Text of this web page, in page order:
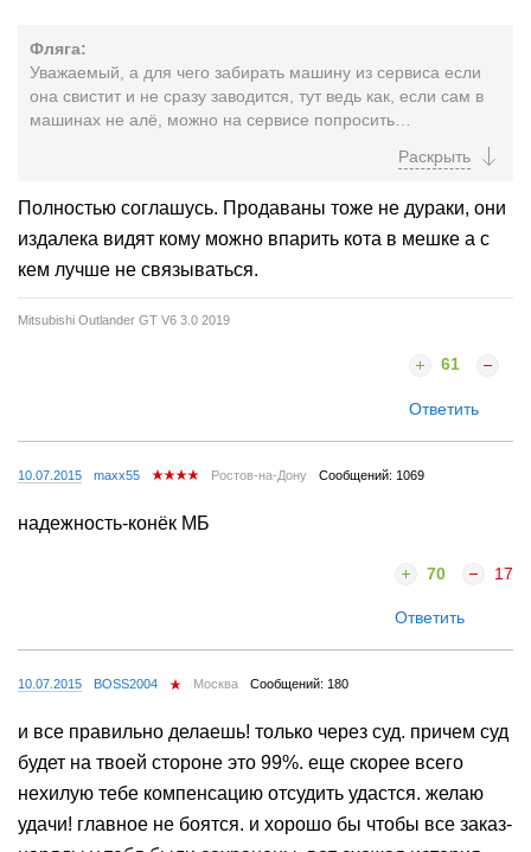
Фляга:
Уважаемый, а для чего забирать машину из сервиса если
она свистит и не сразу заводится, тут ведь как, если сам в
машинах не алё, можно на сервисе попросить
то странно получается, забираете не исправную машину,
решить сразу не забирая авто и написав претензию
письменную, а вот с письменным отказом экспертиза и в
суд, и все ок. Удачи в тяжбе, а с машиной и в прям не
повезло, но такое может случиться с каждой маркой.
Полностью соглашусь. Продаваны тоже не дураки, они
издалека видят кому можно впарить кота в мешке а с
кем лучше не связываться.
Mitsubishi Outlander GT V6 3.0 2019
61
Ответить
10.07.2015 maxx55 Ростов-на-Дону Сообщений: 1069
надежность-конёк МБ
70 17
Ответить
10.07.2015 BOSS2004 Москва Сообщений: 180
и все правильно делаешь! только через суд. причем суд
будет на твоей стороне это 99%. еще скорее всего
нехилую тебе компенсацию отсудить удастся. желаю
удачи! главное не боятся. и хорошо бы чтобы все заказ-